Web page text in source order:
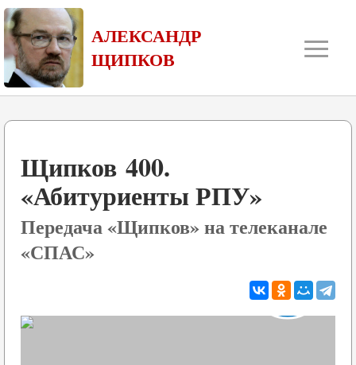
АЛЕКСАНДР
ЩИПКОВ
≡
Щипков 400.
«Абитуриенты РПУ»
Передача «Щипков» на телеканале
«СПАС»